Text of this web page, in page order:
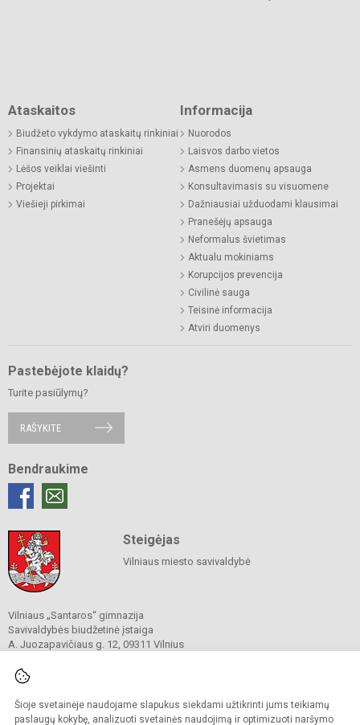
Šioje svetainėje naudojame slapukus siekdami užtikrinti jums teikiamų
paslaugų kokybę, analizuoti svetainės naudojimą ir optimizuoti naršymo
Ataskaitos
Biudžeto vykdymo ataskaitų rinkiniai
Finansinių ataskaitų rinkiniai
Lėšos veiklai viešinti
Projektai
Viešieji pirkimai
Informacija
Nuorodos
Laisvos darbo vietos
Asmens duomenų apsauga
Konsultavimasis su visuomene
Dažniausiai užduodami klausimai
Pranešėjų apsauga
Neformalus švietimas
Aktualu mokiniams
Korupcijos prevencija
Civilinė sauga
Teisinė informacija
Atviri duomenys
Pastebėjote klaidų?
Turite pasiūlymų?
RAŠYKITE
Bendraukime
Steigėjas
Vilniaus miesto savivaldybė
Vilniaus „Santaros“ gimnazija
Savivaldybės biudžetinė įstaiga
A. Juozapavičiaus g. 12, 09311 Vilnius
El. p.
Duomenys kaupiami ir saugomi
Juridinių asmenų registre
Įmonės kodas 304089960